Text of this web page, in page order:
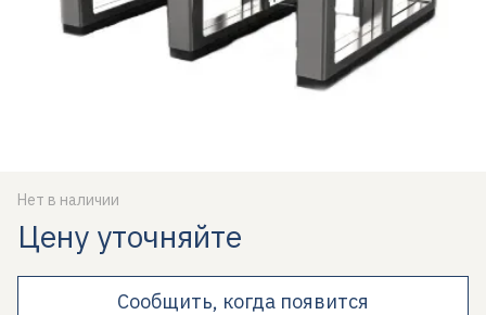
Нет в наличии
Цену уточняйте
Сообщить, когда появится